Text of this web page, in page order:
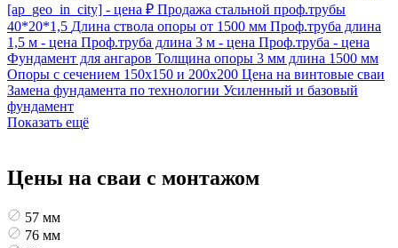
[ap_geo_in_city] - цена ₽ Продажа стальной проф.трубы
40*20*1,5 Длина ствола опоры от 1500 мм Проф.труба длина
1,5 м - цена Проф.труба длина 3 м - цена Проф.труба - цена
Фундамент для ангаров Толщина опоры 3 мм длина 1500 мм
Опоры с сечением 150х150 и 200х200 Цена на винтовые сваи
Замена фундамента по технологии Усиленный и базовый
фундамент
Показать ещё
Цены на сваи с монтажом
57 мм
76 мм